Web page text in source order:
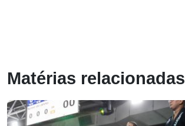
Matérias relacionadas